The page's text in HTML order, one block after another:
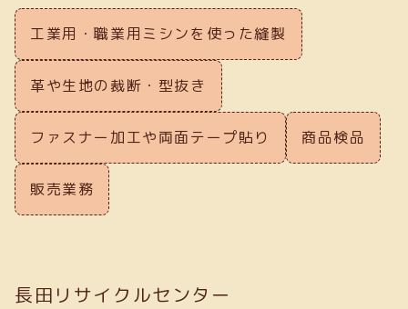
工業用・職業用ミシンを使った縫製
革や生地の裁断・型抜き
ファスナー加工や両面テープ貼り 商品検品
販売業務
長田リサイクルセンター